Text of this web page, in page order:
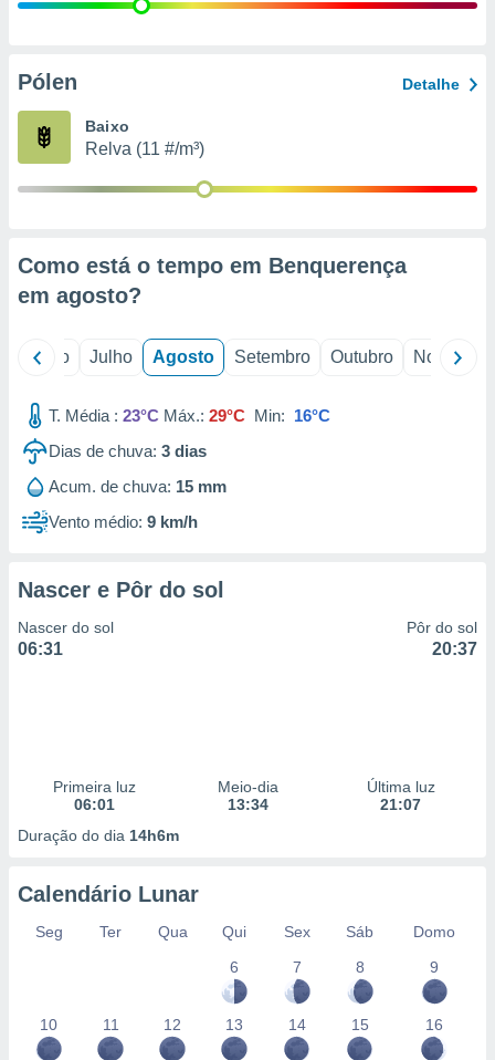
e
de
Pólen Detalhe
Baixo
Relva (11 #/m³)
Como está o tempo em Benquerença
em agosto?
Junho Julho Agosto Setembro Outubro Novembro
T. Média : 23°C Máx.: 29°C Min: 16°C
Dias de chuva: 3 dias
Acum. de chuva: 15 mm
Vento médio: 9 km/h
Nascer e Pôr do sol
Nascer do sol
06:31
Pôr do sol
20:37
Primeira luz
06:01
Meio-dia
13:34
Última luz
21:07
Duração do dia 14h6m
Calendário Lunar
Seg Ter Qua Qui Sex Sáb
Domo
6
7 8 9
10 11 12 13 14 15 16